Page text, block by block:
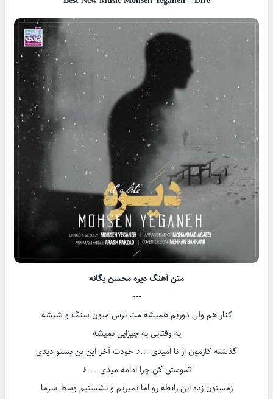
متن آهنگ دیره محسن یگانه
•••
کنار هم ولی دوریم همیشه مث ترس میون سنگ و شیشه
یه وقتایی یه چیزایی نمیشه
گذشته کارمون از نا امیدی …♪ خودت آخر این بن بستو دیدی
تمومش کن چرا ادامه میدی … ♪
زمستون زده این رابطه رو اما نمیریم و نشستیم وسط سرما